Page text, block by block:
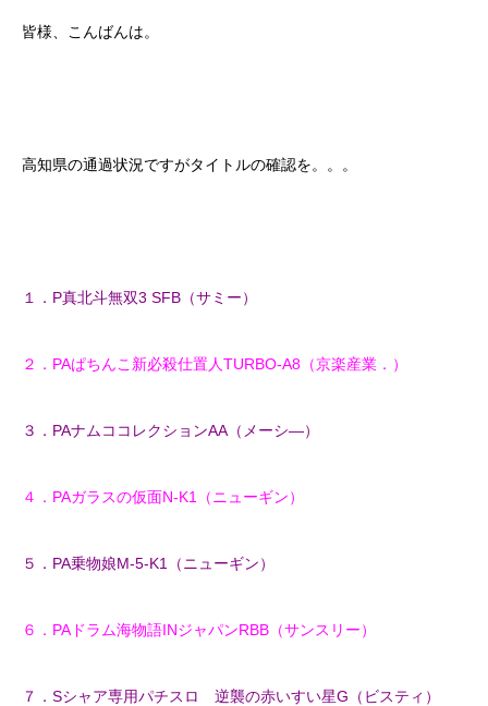
皆様、こんばんは。
高知県の通過状況ですがタイトルの確認を。。。
１．P真北斗無双3 SFB（サミー）
２．PAぱちんこ新必殺仕置人TURBO-A8（京楽産業．）
３．PAナムココレクションAA（メーシ―）
４．PAガラスの仮面N-K1（ニューギン）
５．PA乗物娘M-5-K1（ニューギン）
６．PAドラム海物語INジャパンRBB（サンスリー）
７．Sシャア専用パチスロ 逆襲の赤いすい星G（ビスティ）